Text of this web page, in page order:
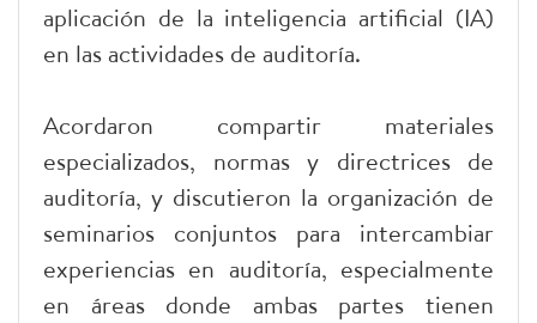
aplicación de la inteligencia artificial (IA)
en las actividades de auditoría.
Acordaron compartir materiales
especializados, normas y directrices de
auditoría, y discutieron la organización de
seminarios conjuntos para intercambiar
experiencias en auditoría, especialmente
en áreas donde ambas partes tienen